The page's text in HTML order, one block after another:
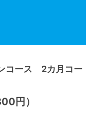
コース 2カ月コー
円）